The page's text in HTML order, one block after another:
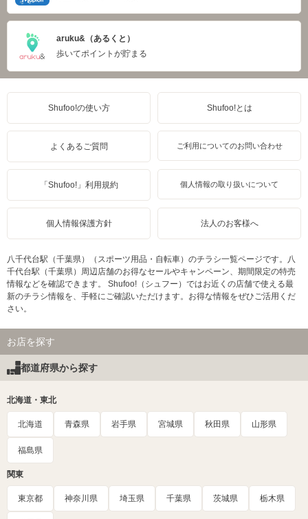
aruku&（あるくと）
歩いてポイントが貯まる
Shufoo!の使い方 Shufoo!とは
よくあるご質問 ご利用についてのお問い合わせ
「Shufoo!」利用規約 個人情報の取り扱いについて
個人情報保護方針 法人のお客様へ
八千代台駅（千葉県）（スポーツ用品・自転車）のチラシ一覧ページです。八
千代台駅（千葉県）周辺店舗のお得なセールやキャンペーン、期間限定の特売
情報などを確認できます。 Shufoo!（シュフー）ではお近くの店舗で使える最
新のチラシ情報を、手軽にご確認いただけます。お得な情報をぜひご活用くだ
さい。
お店を探す
都道府県から探す
北海道・東北
北海道 青森県 岩手県 宮城県 秋田県 山形県
福島県
関東
東京都 神奈川県 埼玉県 千葉県 茨城県 栃木県